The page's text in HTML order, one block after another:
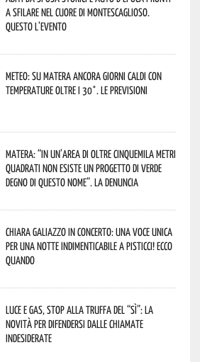
a sfilare nel cuore di Montescaglioso.
Questo l’evento
Meteo: su Matera ancora giorni caldi con
temperature oltre i 30°. Le previsioni
Matera: “In un’area di oltre cinquemila metri
quadrati non esiste un progetto di verde
degno di questo nome”. La denuncia
Chiara Galiazzo in concerto: una voce unica
per una notte indimenticabile a Pisticci! Ecco
quando
Luce e gas, stop alla truffa del “Sì”: la
novità per difendersi dalle chiamate
indesiderate